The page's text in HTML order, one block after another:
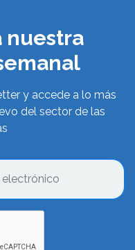
nuestra
y accede a lo más
del sector de las